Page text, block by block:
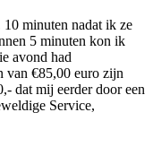
10 minuten nadat ik ze
5 minuten kon ik
avond had
van €85,00 euro zijn
dat mij eerder door een
Service,